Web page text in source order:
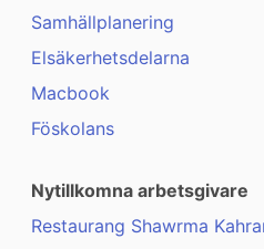
Samhällplanering
Elsäkerhetsdelarna
Macbook
Föskolans
Nytillkomna arbetsgivare
Restaurang Shawrma